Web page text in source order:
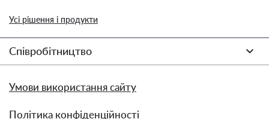
Усі рішення і продукти
Співробітництво
Умови використання сайту
Політика конфіденційності